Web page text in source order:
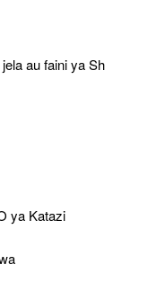
au faini ya Sh
ya Katazi